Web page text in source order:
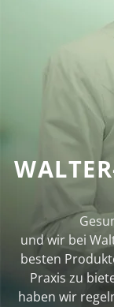
und wir bei
besten
Praxis zu
haben wir